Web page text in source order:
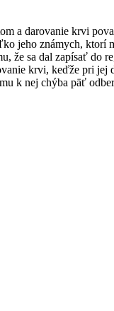
a darovanie krvi
jeho známych, ktorí
sa dal zapísať do
krvi, keďže pri jej
k nej chýba päť